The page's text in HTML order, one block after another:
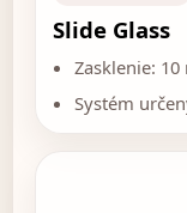
Slide Glass
Zasklenie:
Systém